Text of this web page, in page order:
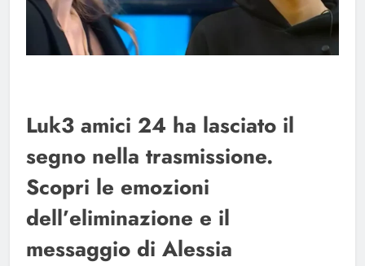
Luk3 amici 24 ha lasciato il
segno nella trasmissione.
Scopri le emozioni
dell’eliminazione e il
messaggio di Alessia